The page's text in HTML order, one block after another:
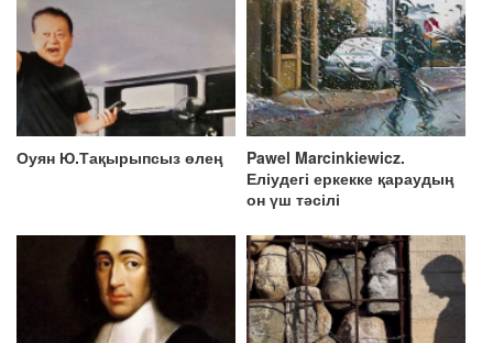
Оуян Ю.Тақырыпсыз өлең
Pawel Marcinkiewicz.
Еліудегі еркекке қараудың
он үш тәсілі